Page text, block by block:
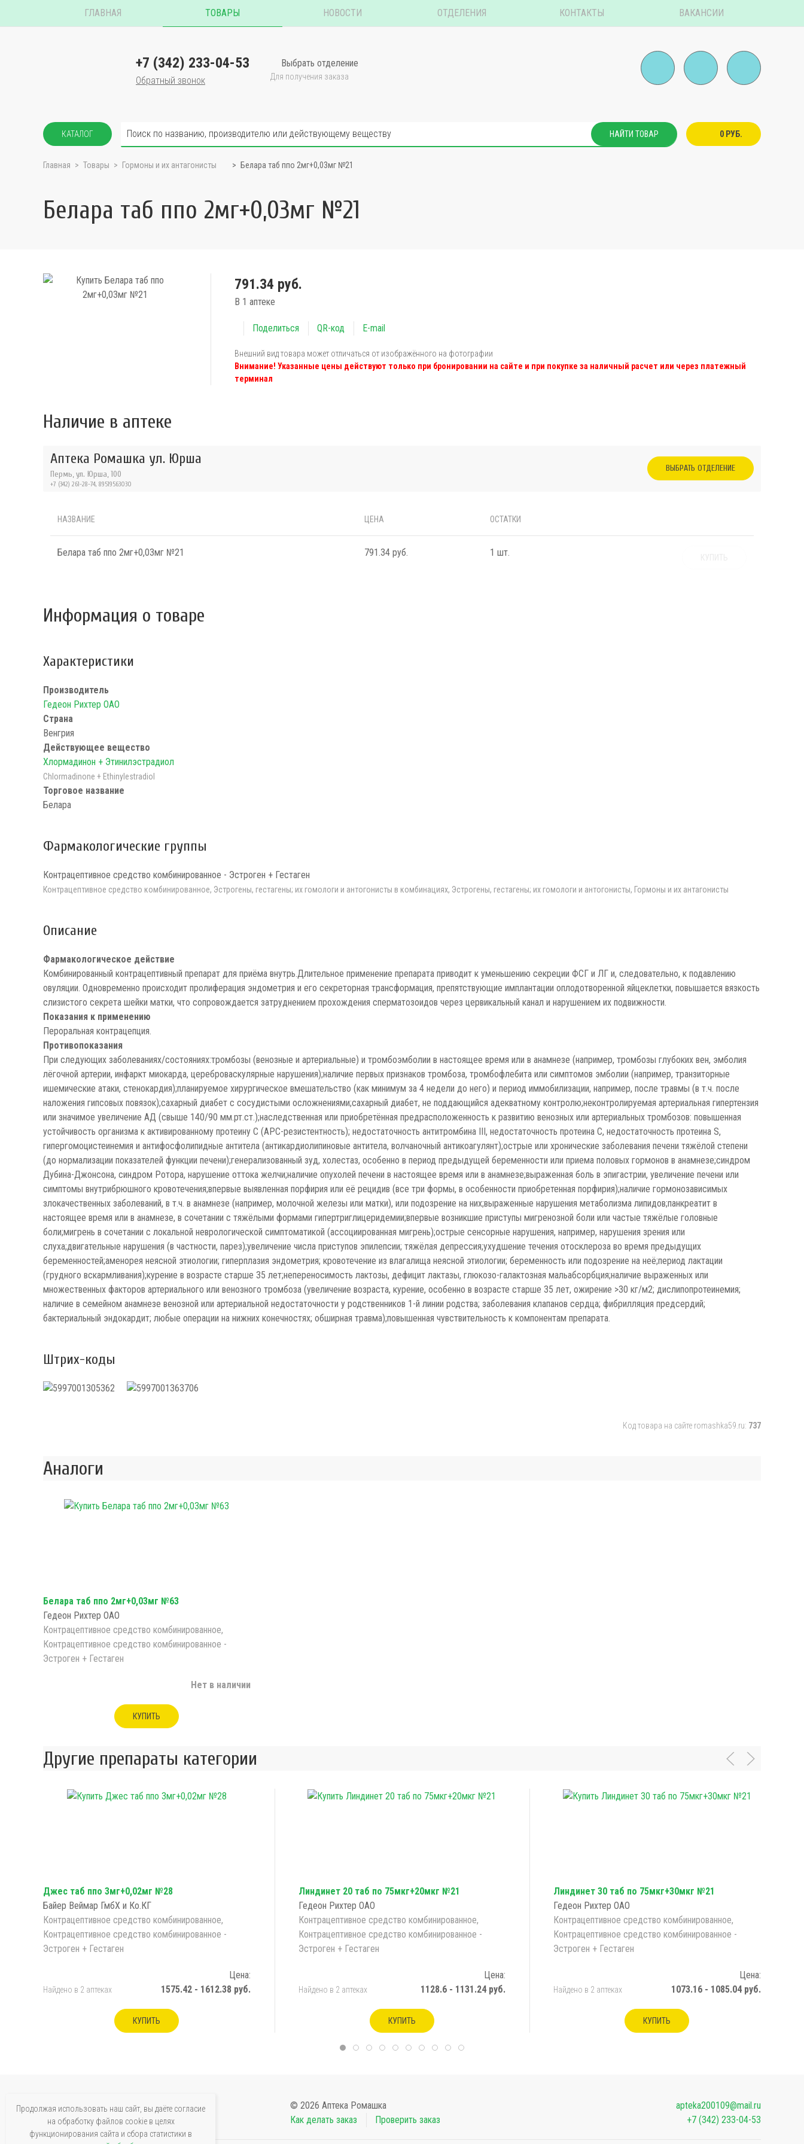
ГЛАВНАЯ ТОВАРЫ НОВОСТИ ОТДЕЛЕНИЯ КОНТАКТЫ ВАКАНСИИ
+7 (342) 233-04-53
Обратный звонок
Выбрать отделение
Для получения заказа
КАТАЛОГ НАЙТИ ТОВАР 0 РУБ.
Главная Товары Гормоны и их антагонисты Белара таб ппо 2мг+0,03мг №21
Белара таб ппо 2мг+0,03мг №21
791.34 руб.
В 1 аптеке
Поделиться QR-код E-mail
Внешний вид товара может отличаться от изображённого на фотографии
Внимание! Указанные цены действуют только при бронировании на сайте и при покупке за наличный расчет или через платежный
терминал
Наличие в аптеке
Аптека Ромашка ул. Юрша
Пермь, ул. Юрша, 100
+7 (342) 261-28-74, 89519563030
ВЫБРАТЬ ОТДЕЛЕНИЕ
НАЗВАНИЕ ЦЕНА ОСТАТКИ
Белара таб ппо 2мг+0,03мг №21 791.34 руб. 1 шт.
Информация о товаре
Характеристики
Производитель
Гедеон Рихтер ОАО
Страна
Венгрия
Действующее вещество
Хлормадинон + Этинилэстрадиол
Chlormadinone + Ethinylestradiol
Торговое название
Белара
Фармакологические группы
Контрацептивное средство комбинированное - Эстроген + Гестаген
Контрацептивное средство комбинированное, Эстрогены, гестагены; их гомологи и антогонисты в комбинациях, Эстрогены, гестагены; их гомологи и антогонисты, Гормоны и их антагонисты
Описание
Фармакологическое действие
Комбинированный контрацептивный препарат для приёма внутрь.Длительное применение препарата приводит к уменьшению секреции ФСГ и ЛГ и, следовательно, к подавлению
овуляции. Одновременно происходит пролиферация эндометрия и его секреторная трансформация, препятствующие имплантации оплодотворенной яйцеклетки, повышается вязкость
слизистого секрета шейки матки, что сопровождается затруднением прохождения сперматозоидов через цервикальный канал и нарушением их подвижности.
Показания к применению
Пероральная контрацепция.
Противопоказания
При следующих заболеваниях/состояниях:тромбозы (венозные и артериальные) и тромбоэмболии в настоящее время или в анамнезе (например, тромбозы глубоких вен, эмболия
лёгочной артерии, инфаркт миокарда, цереброваскулярные нарушения);наличие первых признаков тромбоза, тромбофлебита или симптомов эмболии (например, транзиторные
ишемические атаки, стенокардия);планируемое хирургическое вмешательство (как минимум за 4 недели до него) и период иммобилизации, например, после травмы (в т.ч. после
наложения гипсовых повязок);сахарный диабет с сосудистыми осложнениями;сахарный диабет, не поддающийся адекватному контролю;неконтролируемая артериальная гипертензия
или значимое увеличение АД (свыше 140/90 мм.рт.ст.);наследственная или приобретённая предрасположенность к развитию венозных или артериальных тромбозов: повышенная
устойчивость организма к активированному протеину С (АРС-резистентность); недостаточность антитромбина III, недостаточность протеина С, недостаточность протеина S,
гипергомоцистеинемия и антифосфолипидные антитела (антикардиолипиновые антитела, волчаночный антикоагулянт);острые или хронические заболевания печени тяжёлой степени
(до нормализации показателей функции печени);генерализованный зуд, холестаз, особенно в период предыдущей беременности или приема половых гормонов в анамнезе;синдром
Дубина-Джонсона, синдром Ротора, нарушение оттока желчи;наличие опухолей печени в настоящее время или в анамнезе;выраженная боль в эпигастрии, увеличение печени или
симптомы внутрибрюшного кровотечения;впервые выявленная порфирия или её рецидив (все три формы, в особенности приобретенная порфирия);наличие гормонозависимых
злокачественных заболеваний, в т.ч. в анамнезе (например, молочной железы или матки), или подозрение на них;выраженные нарушения метаболизма липидов;панкреатит в
настоящее время или в анамнезе, в сочетании с тяжёлыми формами гипертриглицеридемии;впервые возникшие приступы мигренозной боли или частые тяжёлые головные
боли;мигрень в сочетании с локальной неврологической симптоматикой (ассоциированная мигрень);острые сенсорные нарушения, например, нарушения зрения или
слуха;двигательные нарушения (в частности, парез);увеличение числа приступов эпилепсии; тяжёлая депрессия;ухудшение течения отосклероза во время предыдущих
беременностей;аменорея неясной этиологии; гиперплазия эндометрия; кровотечение из влагалища неясной этиологии; беременность или подозрение на неё;период лактации
(грудного вскармливания);курение в возрасте старше 35 лет;непереносимость лактозы, дефицит лактазы, глюкозо-галактозная мальабсорбция;наличие выраженных или
множественных факторов артериального или венозного тромбоза (увеличение возраста, курение, особенно в возрасте старше 35 лет, ожирение >30 кг/м2; дислипопротеинемия;
наличие в семейном анамнезе венозной или артериальной недостаточности у родственников 1-й линии родства; заболевания клапанов сердца; фибрилляция предсердий;
бактериальный эндокардит; любые операции на нижних конечностях; обширная травма);повышенная чувствительность к компонентам препарата.
Штрих-коды
Код товара на сайте romashka59.ru: 737
Аналоги
Белара таб ппо 2мг+0,03мг №63
Гедеон Рихтер ОАО
Контрацептивное средство комбинированное,
Контрацептивное средство комбинированное -
Эстроген + Гестаген
Нет в наличии
КУПИТЬ
Другие препараты категории
Джес таб ппо 3мг+0,02мг №28
Байер Веймар ГмбХ и Ко.КГ
Контрацептивное средство комбинированное,
Контрацептивное средство комбинированное -
Эстроген + Гестаген
Цена:
Найдено в 2 аптеках 1575.42 - 1612.38 руб.
КУПИТЬ
Линдинет 20 таб по 75мкг+20мкг №21
Гедеон Рихтер ОАО
Контрацептивное средство комбинированное,
Контрацептивное средство комбинированное -
Эстроген + Гестаген
Цена:
Найдено в 2 аптеках 1128.6 - 1131.24 руб.
КУПИТЬ
Линдинет 30 таб по 75мкг+30мкг №21
Гедеон Рихтер ОАО
Контрацептивное средство комбинированное,
Контрацептивное средство комбинированное -
Эстроген + Гестаген
Цена:
Найдено в 2 аптеках 1073.16 - 1085.04 руб.
КУПИТЬ
© 2026 Аптека Ромашка
Как делать заказ
Проверить заказ
apteka200109@mail.ru
+7 (342) 233-04-53
Продолжая использовать наш сайт, вы даёте согласие
на обработку файлов cookie в целях
функционирования сайта и сбора статистики в